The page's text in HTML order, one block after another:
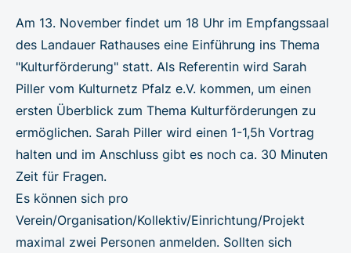
Am 13. November findet um 18 Uhr im Empfangssaal
des Landauer Rathauses eine Einführung ins Thema
"Kulturförderung" statt. Als Referentin wird Sarah
Piller vom Kulturnetz Pfalz e.V. kommen, um einen
ersten Überblick zum Thema Kulturförderungen zu
ermöglichen. Sarah Piller wird einen 1-1,5h Vortrag
halten und im Anschluss gibt es noch ca. 30 Minuten
Zeit für Fragen.
Es können sich pro
Verein/Organisation/Kollektiv/Einrichtung/Projekt
maximal zwei Personen anmelden. Sollten sich